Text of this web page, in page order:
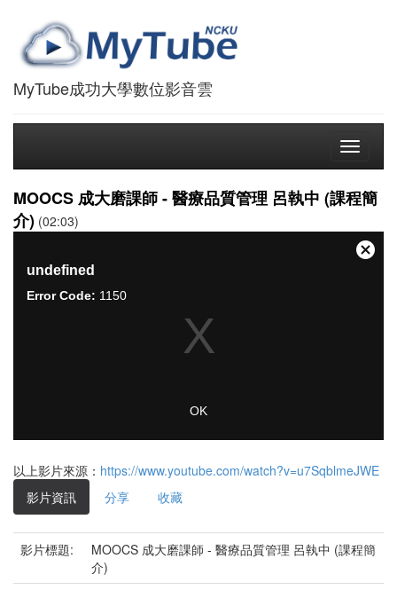
MyTube成功大學數位影音雲
Toggle
MOOCS 成大磨課師 - 醫療品質管理 呂執中 (課程簡
介) (02:03)
modal
undefined
Error Code: 1150
OK
關
以上影片來源： https://www.youtube.com/watch?v=u7SqblmeJWE
影片資訊
分享 收藏
影片標題:
MOOCS 成大磨課師 - 醫療品質管理 呂執中 (課程簡
介)